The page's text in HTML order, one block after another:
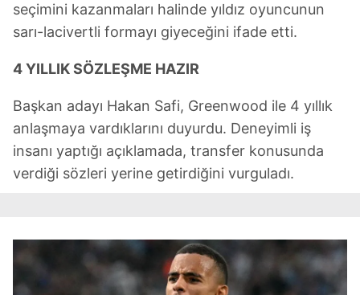
seçimini kazanmaları halinde yıldız oyuncunun
sarı-lacivertli formayı giyeceğini ifade etti.
4 YILLIK SÖZLEŞME HAZIR
Başkan adayı Hakan Safi, Greenwood ile 4 yıllık
anlaşmaya vardıklarını duyurdu. Deneyimli iş
insanı yaptığı açıklamada, transfer konusunda
verdiği sözleri yerine getirdiğini vurguladı.